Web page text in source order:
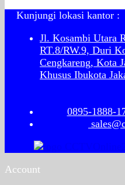
Kunjungi lokasi kantor :
Jl. Kosambi Utara
RT.8/RW.9, Duri
Cengkareng, Kota
Khusus Ibukota
0895-1888-
Account